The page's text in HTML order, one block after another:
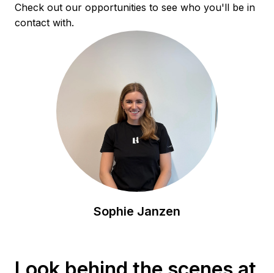
Check out our opportunities to see who you'll be in
contact with.
Sophie Janzen